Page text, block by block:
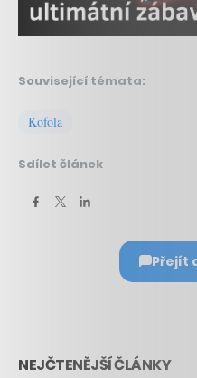
Související témata:
Kofola
Sdílet článek
Přejít
NEJČTENĚJŠÍ ČLÁNKY